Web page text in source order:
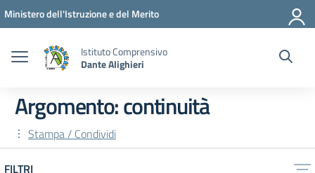
Vai ai contenuti
Vai al menu di navigazione
Vai al footer
Ministero dell'Istruzione e del Merito
Istituto Comprensivo
Dante Alighieri
Argomento: continuità
Stampa / Condividi
FILTRI